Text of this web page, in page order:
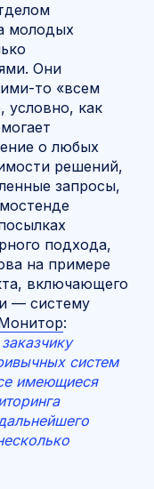
молодых
Они
то «всем
условно, как
о любых
решений,
запросы,
подхода,
на примере
включающего
— систему
:
систем
имеющиеся